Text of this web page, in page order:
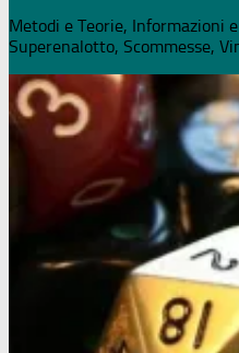
Metodi e Teorie, Informazioni
Superenalotto, Scommesse,